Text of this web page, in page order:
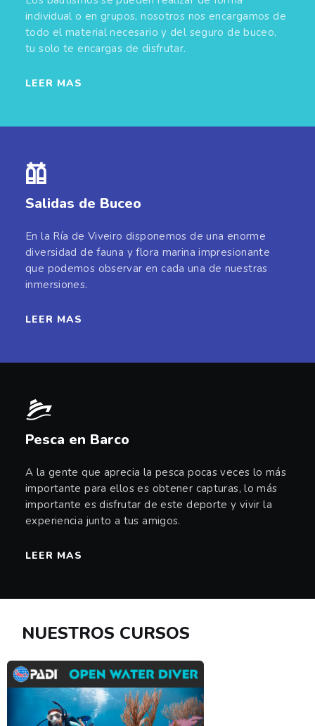
individual o en grupos, nosotros nos encargamos de
todo el material necesario y del seguro de buceo,
tu solo te encargas de disfrutar.
LEER MAS
Salidas de Buceo
En la Ría de Viveiro disponemos de una enorme
diversidad de fauna y flora marina impresionante
que podemos observar en cada una de nuestras
inmersiones.
LEER MAS
Pesca en Barco
A la gente que aprecia la pesca pocas veces lo más
importante para ellos es obtener capturas, lo más
importante es disfrutar de este deporte y vivir la
experiencia junto a tus amigos.
LEER MAS
NUESTROS CURSOS